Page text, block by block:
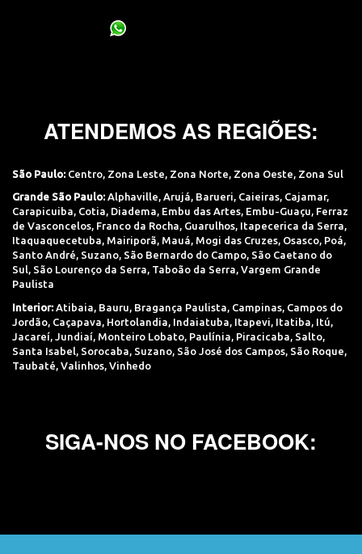
ATENDEMOS AS REGIÕES:
São Paulo: Centro, Zona Leste, Zona Norte, Zona Oeste, Zona Sul
Grande São Paulo: Alphaville, Arujá, Barueri, Caieiras, Cajamar,
Carapicuiba, Cotia, Diadema, Embu das Artes, Embu-Guaçu, Ferraz
de Vasconcelos, Franco da Rocha, Guarulhos, Itapecerica da Serra,
Itaquaquecetuba, Mairiporã, Mauá, Mogi das Cruzes, Osasco, Poá,
Santo André, Suzano, São Bernardo do Campo, São Caetano do
Sul, São Lourenço da Serra, Taboão da Serra, Vargem Grande
Paulista
Interior: Atibaia, Bauru, Bragança Paulista, Campinas, Campos do
Jordão, Caçapava, Hortolandia, Indaiatuba, Itapevi, Itatiba, Itú,
Jacareí, Jundiaí, Monteiro Lobato, Paulínia, Piracicaba, Salto,
Santa Isabel, Sorocaba, Suzano, São José dos Campos, São Roque,
Taubaté, Valinhos, Vinhedo
SIGA-NOS NO FACEBOOK: